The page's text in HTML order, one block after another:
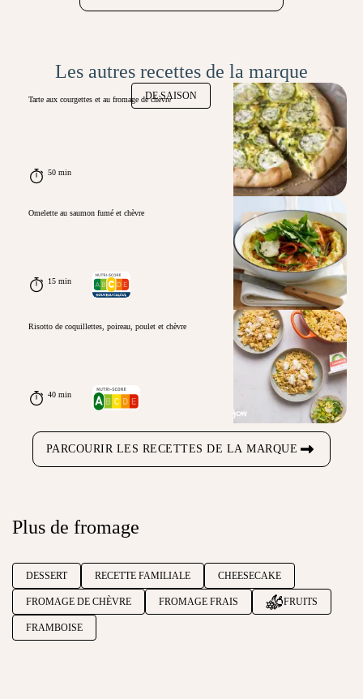
Les autres recettes de la marque
DE SAISON
Tarte aux courgettes et au fromage de chèvre
50 min
Omelette au saumon fumé et chèvre
15 min
Risotto de coquillettes, poireau, poulet et chèvre
40 min
PARCOURIR LES RECETTES DE LA MARQUE
Plus de fromage
DESSERT RECETTE FAMILIALE CHEESECAKE
FROMAGE DE CHÈVRE FROMAGE FRAIS FRUITS
FRAMBOISE